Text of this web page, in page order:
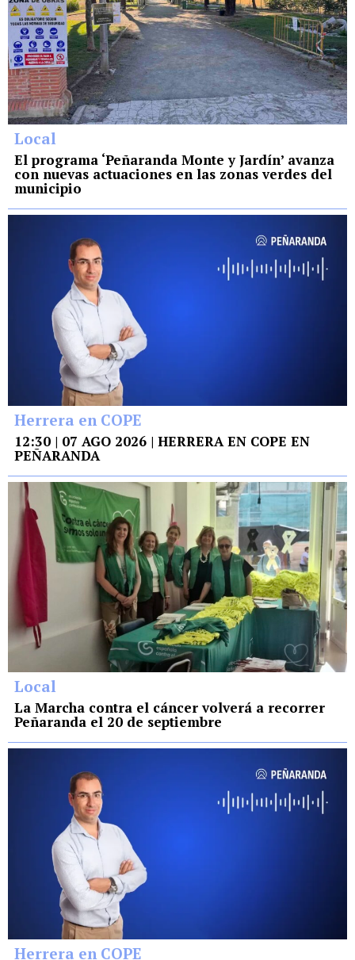
Local
El programa ‘Peñaranda Monte y Jardín’ avanza
con nuevas actuaciones en las zonas verdes del
municipio
Herrera en COPE
12:30 | 07 AGO 2026 | HERRERA EN COPE EN
PEÑARANDA
Local
La Marcha contra el cáncer volverá a recorrer
Peñaranda el 20 de septiembre
Herrera en COPE